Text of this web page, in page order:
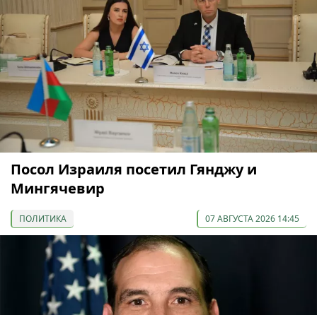
Посол Израиля посетил Гянджу и
Мингячевир
ПОЛИТИКА 07 АВГУСТА 2026 14:45